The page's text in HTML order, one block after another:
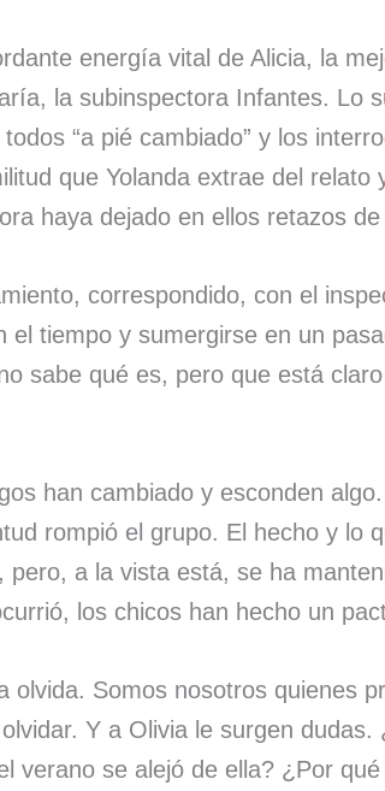
energía vital de Alicia, la
la subinspectora Infantes. Lo
“a pié cambiado” y los
que Yolanda extrae del relato
haya dejado en ellos retazos
correspondido, con el
tiempo y sumergirse en un
sabe qué es, pero que está
han cambiado y esconden
rompió el grupo. El hecho y lo
a la vista está, se ha
los chicos han hecho un
olvida. Somos nosotros quienes
Y a Olivia le surgen dudas.
verano se alejó de ella? ¿Por